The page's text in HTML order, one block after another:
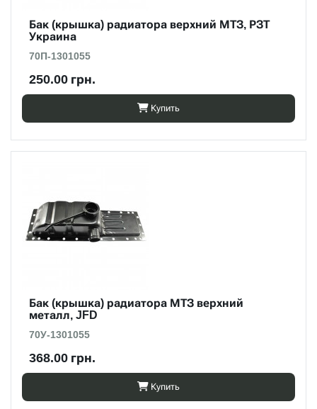
Бак (крышка) радиатора верхний МТЗ, РЗТ
Украина
70П-1301055
250.00 грн.
Купить
Бак (крышка) радиатора МТЗ верхний
металл, JFD
70У-1301055
368.00 грн.
Купить